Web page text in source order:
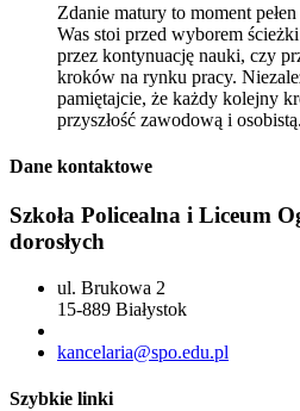
Zdanie matury to moment
Was stoi przed wyborem
przez kontynuację nauki, czy
kroków na rynku pracy.
pamiętajcie, że każdy kolejny
przyszłość zawodową i osobistą.
Dane kontaktowe
Szkoła Policealna i Liceum
dorosłych
ul. Brukowa 2
15-889 Białystok
kancelaria@spo.edu.pl
Szybkie linki